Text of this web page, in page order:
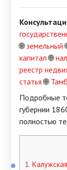
🌐земельный
капитал🌐
реестр
статья🌐
Подробные
губернии
полностью
1.